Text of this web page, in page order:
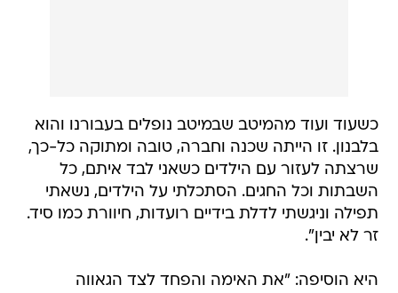
כשעוד ועוד מהמיטב שבמיטב נופלים בעבורנו והוא
בלבנון. זו הייתה שכנה וחברה, טובה ומתוקה כל-כך,
שרצתה לעזור עם הילדים כשאני לבד איתם, כל
השבתות וכל החגים. הסתכלתי על הילדים, נשאתי
תפילה וניגשתי לדלת בידיים רועדות, חיוורת כמו סיד.
זר לא יבין".
היא הוסיפה: "את האימה והפחד לצד הגאווה